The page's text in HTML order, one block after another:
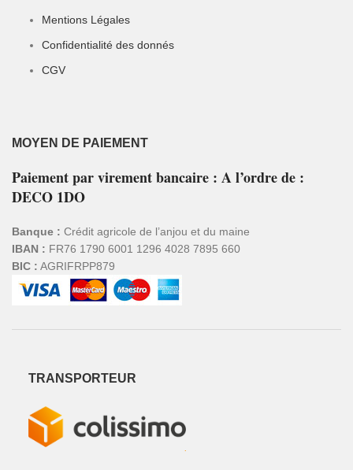
Mentions Légales
Confidentialité des donnés
CGV
MOYEN DE PAIEMENT
Paiement par virement bancaire : A l’ordre de :
DECO 1DO
Banque : Crédit agricole de l’anjou et du maine
IBAN : FR76 1790 6001 1296 4028 7895 660
BIC : AGRIFRPP879
TRANSPORTEUR